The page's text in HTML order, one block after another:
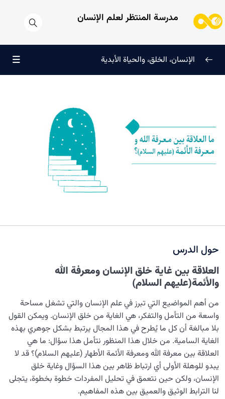
مدرسة المنتظر لعلم الإنسان
لماذا خُلقنا؟
سرّ الفرح والسكينة الدائمة
الوصول إلى التوحيد: كيف يمكن تحقيقه؟ ومن هو مرشدنا في
الانتباه؟
جميع البشر؟
ما هي معوقات النمو الإنساني وبلوغ مقام خلافة الله؟
ماهية العنصر الوجودي: هل للروح عنصر مكون كالجسم؟
المفهوم الحقيقي لـ.”الإمام المبين” وعلاقته بالإنسان وهدف
خلقه
الإنسان، الخلق، والحياة الأبدية
حول الدرس
العلاقة بين غاية خلق الإنسان ومعرفة الله
والأئمة(عليهم السلام)
من أهم المواضيع التي تبرز في علم الإنسان والتي تشغل مساحة
واسعة من التأمل والتفكر، هي الغاية من خلق الإنسان. ويمكن القول
بلا مبالغة أن كل ما يُطرح في هذا المجال يرتبط بشكل جوهري بهذه
الغاية السامية. من خلال هذا المنظور نتأمل هذا سؤال: ما هي
العلاقة بين معرفة الله ومعرفة الأئمة الأطهار (عليهم السلام)؟ قد لا
يبدو للوهلة الأولى أي ارتباط ظاهر بين هذا السؤال وغاية خلق
الإنسان، ولكن حين نتعمق في تحليل المفردات خطوة بخطوة، يتجلى
لنا الترابط الوثيق والعميق بين هذه المفاهيم.